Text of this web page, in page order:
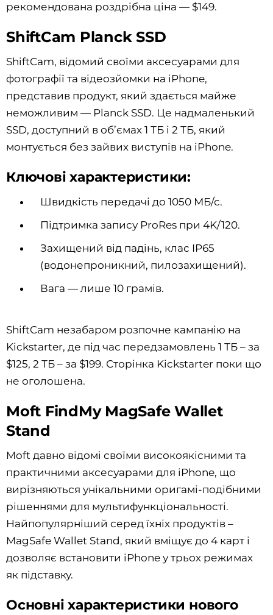
рекомендована роздрібна ціна — $149.
ShiftCam Planck SSD
ShiftCam, відомий своїми аксесуарами для
фотографії та відеозйомки на iPhone,
представив продукт, який здається майже
неможливим — Planck SSD. Це надмаленький
SSD, доступний в об’ємах 1 ТБ і 2 ТБ, який
монтується без зайвих виступів на iPhone.
Ключові характеристики:
Швидкість передачі до 1050 МБ/с.
Підтримка запису ProRes при 4K/120.
Захищений від падінь, клас IP65
(водонепроникний, пилозахищений).
Вага — лише 10 грамів.
ShiftCam незабаром розпочне кампанію на
Kickstarter, де під час передзамовлень 1 ТБ – за
$125, 2 ТБ – за $199. Сторінка Kickstarter поки що
не оголошена.
Moft FindMy MagSafe Wallet
Stand
Moft давно відомі своїми високоякісними та
практичними аксесуарами для iPhone, що
вирізняються унікальними оригамі-подібними
рішеннями для мультифункціональності.
Найпопулярніший серед їхніх продуктів –
MagSafe Wallet Stand, який вміщує до 4 карт і
дозволяє встановити iPhone у трьох режимах
як підставку.
Основні характеристики нового